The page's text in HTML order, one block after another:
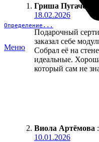
Определение...
Меню
Гриша Пугачёв
18.02.2026
Подарочный
заказал себе
Собрал её на
идеальные.
который сам не
Виола Артёмова :
10.01.2026